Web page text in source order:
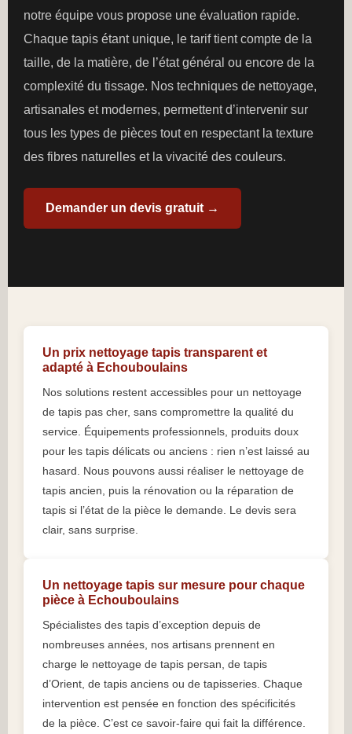
notre équipe vous propose une évaluation rapide.
Chaque tapis étant unique, le tarif tient compte de la
taille, de la matière, de l’état général ou encore de la
complexité du tissage. Nos techniques de nettoyage,
artisanales et modernes, permettent d’intervenir sur
tous les types de pièces tout en respectant la texture
des fibres naturelles et la vivacité des couleurs.
Demander un devis gratuit →
Un prix nettoyage tapis transparent et
adapté à Echouboulains
Nos solutions restent accessibles pour un nettoyage
de tapis pas cher, sans compromettre la qualité du
service. Équipements professionnels, produits doux
pour les tapis délicats ou anciens : rien n’est laissé au
hasard. Nous pouvons aussi réaliser le nettoyage de
tapis ancien, puis la rénovation ou la réparation de
tapis si l’état de la pièce le demande. Le devis sera
clair, sans surprise.
Un nettoyage tapis sur mesure pour chaque
pièce à Echouboulains
Spécialistes des tapis d’exception depuis de
nombreuses années, nos artisans prennent en
charge le nettoyage de tapis persan, de tapis
d’Orient, de tapis anciens ou de tapisseries. Chaque
intervention est pensée en fonction des spécificités
de la pièce. C’est ce savoir-faire qui fait la différence.